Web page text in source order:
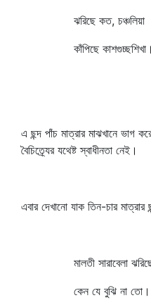
ঝরিছে কত, চঞ্চলিয়া
কাঁপিছে কাশগুচ্ছশিখা।
এ ছন্দ পাঁচ মাত্রার মাঝখানে ভাগ
বৈচিত্র্যের যথেষ্ট স্বাধীনতা নেই।
এবার দেখানো যাক তিন-চার
মালতী সারাবেলা ঝরিছে
কেন যে বুঝি না তো। হায়